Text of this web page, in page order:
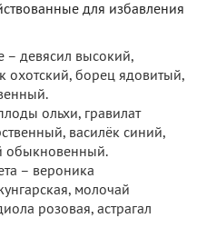
для избавления
– девясил высокий,
охотский, борец ядовитый,
ольхи, гравилат
василёк синий,
обыкновенный.
– вероника
молочай
розовая, астрагал